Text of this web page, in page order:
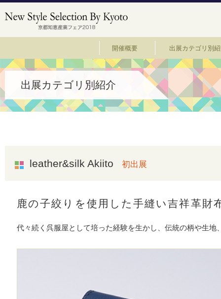
開催概要 出展カテゴリ別
出展カテゴリ別紹介
leather&silk Akiito 初出展
鹿の子絞りを使用した手縫い吉祥革財
代々続く呉服屋として培った経験を生かし、伝統の柄や生